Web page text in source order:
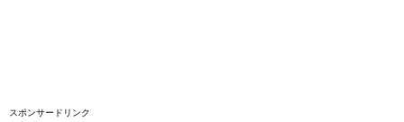
スポンサードリンク